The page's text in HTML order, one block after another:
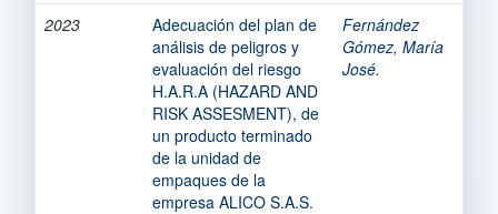
2023
Adecuación del plan de
análisis de peligros y
evaluación del riesgo
H.A.R.A (HAZARD AND
RISK ASSESMENT), de
un producto terminado
de la unidad de
empaques de la
empresa ALICO S.A.S.
Fernández
Gómez, María
José.